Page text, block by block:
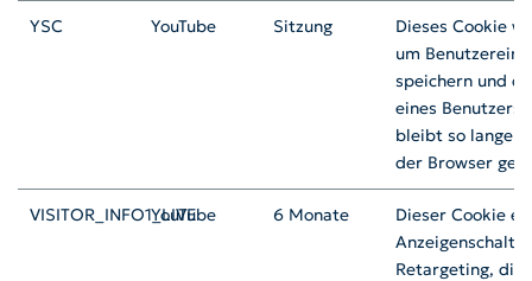
YSC YouTube Sitzung
Dieses Cookie
um
speichern und
eines Benutzers
bleibt so lange
der Browser
VISITOR_INFO1_LIVE
YouTube 6 Monate
Dieser Cookie
Retargeting, die